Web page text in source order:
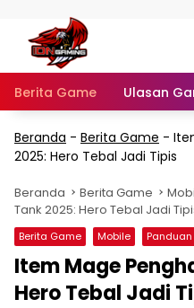
Berita Game Ulasan
Beranda - Berita Game -
2025: Hero Tebal Jadi Tipis
Beranda Berita Game
Tank 2025: Hero Tebal Jadi
Berita Game Mobile Panduan
Item Mage
Hero Tebal Jadi